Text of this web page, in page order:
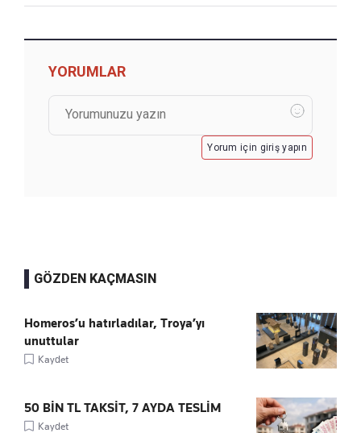
YORUMLAR
Yorum için giriş yapın
GÖZDEN KAÇMASIN
Homeros’u hatırladılar, Troya’yı
unuttular
Kaydet
50 BİN TL TAKSİT, 7 AYDA TESLİM
Kaydet